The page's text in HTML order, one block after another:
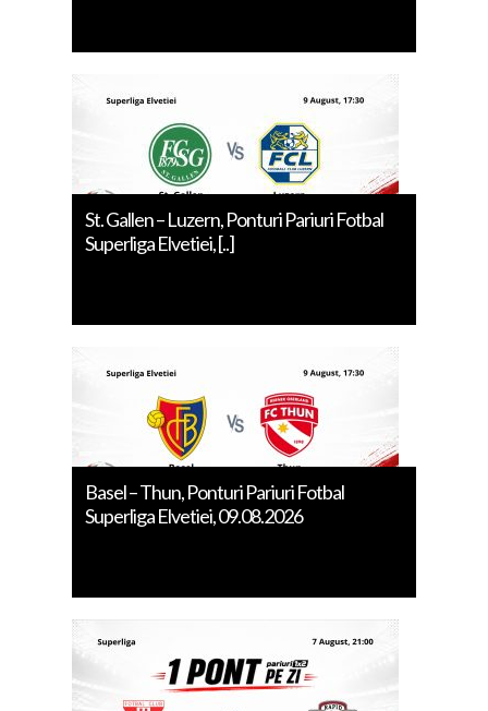
St. Gallen – Luzern, Ponturi Pariuri Fotbal
Superliga Elvetiei, [..]
Basel – Thun, Ponturi Pariuri Fotbal
Superliga Elvetiei, 09.08.2026